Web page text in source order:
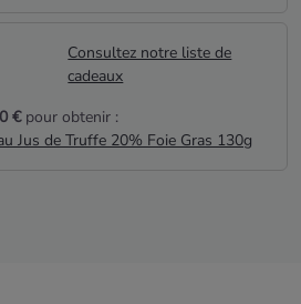
Consultez notre liste de
cadeaux
€pour obtenir :
Jus de Truffe 20% Foie Gras 130g